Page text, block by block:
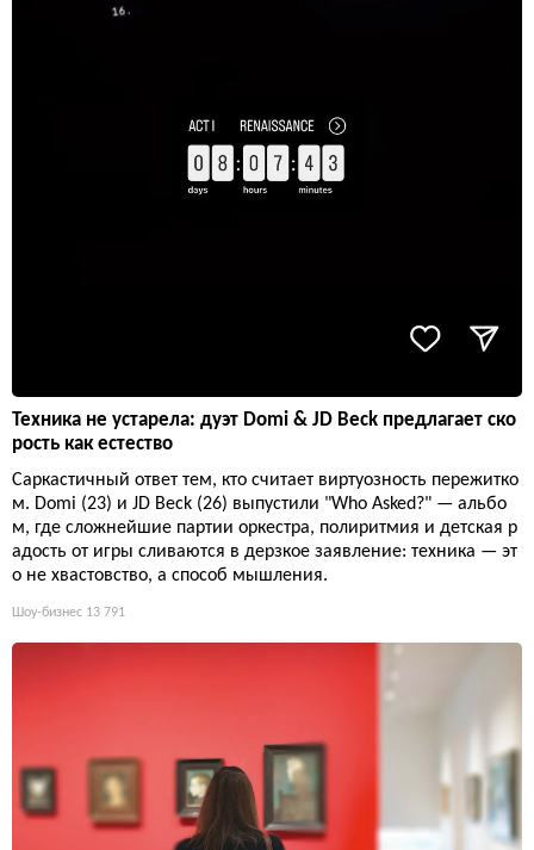
Техника не устарела: дуэт Domi & JD Beck предлагает ско
рость как естество
Саркастичный ответ тем, кто считает виртуозность пережитко
м. Domi (23) и JD Beck (26) выпустили "Who Asked?" — альбо
м, где сложнейшие партии оркестра, полиритмия и детская р
адость от игры сливаются в дерзкое заявление: техника — эт
о не хвастовство, а способ мышления.
Шоу-бизнес 13 791